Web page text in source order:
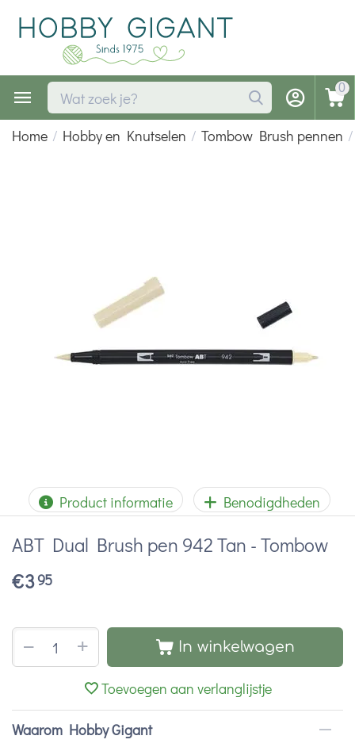
0
Home / Hobby en Knutselen / Tombow Brush pennen /
Product informatie Benodigdheden
ABT Dual Brush pen 942 Tan - Tombow
€395
+
− In winkelwagen
Toevoegen aan verlanglijstje
Waarom Hobby Gigant